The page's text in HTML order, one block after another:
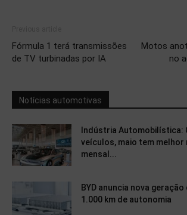
Fórmula 1 terá transmissões
de TV turbinadas por IA
Motos
no
Notícias automotivas
Indústria Automobilística:
veículos, maio tem
mensal...
BYD anuncia nova
1.000 km de autonomia